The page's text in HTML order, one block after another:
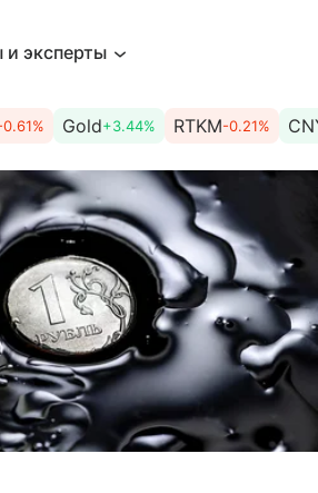
эксперты
0.61% Gold+3.44% RTKM-0.21%